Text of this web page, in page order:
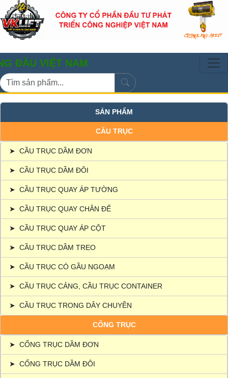
NAM
SẢN PHẨM
CẦU TRỤC
➤ CẦU TRỤC DẦM ĐƠN
➤ CẦU TRỤC DẦM ĐÔI
➤ CẦU TRỤC QUAY ÁP TƯỜNG
➤ CẦU TRỤC QUAY CHÂN ĐẾ
➤ CẦU TRỤC QUAY ÁP CỘT
➤ CẦU TRỤC DẦM TREO
➤ CẦU TRỤC CÓ GẦU NGOẠM
➤ CẦU TRỤC CẢNG, CẦU TRỤC CONTAINER
➤ CẦU TRỤC TRONG DÂY CHUYỀN
CỔNG TRỤC
➤ CỔNG TRỤC DẦM ĐƠN
➤ CỔNG TRỤC DẦM ĐÔI